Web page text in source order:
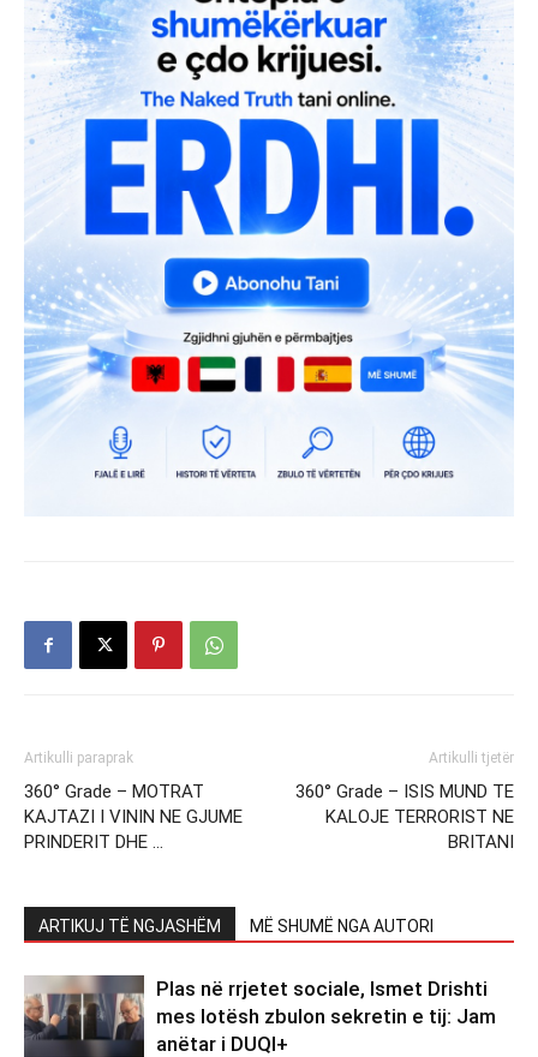
Artikulli paraprak
360° Grade – MOTRAT
KAJTAZI I VININ NE GJUME
PRINDERIT DHE …
Artikulli tjetër
360° Grade – ISIS MUND TE
KALOJE TERRORIST NE
BRITANI
ARTIKUJ TË NGJASHËM MË SHUMË NGA AUTORI
Plas në rrjetet sociale, Ismet Drishti
mes lotësh zbulon sekretin e tij: Jam
anëtar i DUQI+